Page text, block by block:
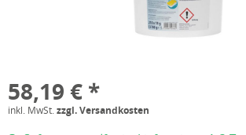
58,19 € *
inkl. MwSt.zzgl. Versandkosten